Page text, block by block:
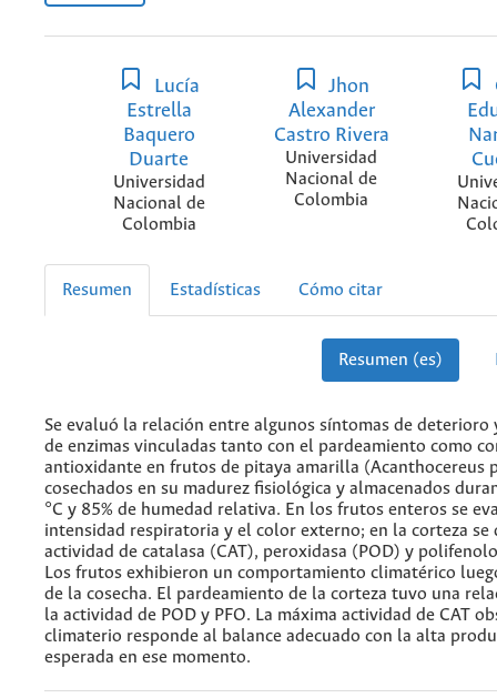
Lucía
Estrella
Baquero
Duarte
Universidad
Nacional de
Colombia
Jhon
Alexander
Castro Rivera
Universidad
Nacional de
Colombia
Resumen Estadísticas Cómo citar
Resumen (es)
Se evaluó la relación entre algunos síntomas de deterioro
de enzimas vinculadas tanto con el pardeamiento como
antioxidante en frutos de pitaya amarilla (Acanthocereus
cosechados en su madurez fisiológica y almacenados
°C y 85% de humedad relativa. En los frutos enteros se
intensidad respiratoria y el color externo; en la corteza se
actividad de catalasa (CAT), peroxidasa (POD) y
Los frutos exhibieron un comportamiento climatérico
de la cosecha. El pardeamiento de la corteza tuvo una
la actividad de POD y PFO. La máxima actividad de CAT
climaterio responde al balance adecuado con la alta
esperada en ese momento.